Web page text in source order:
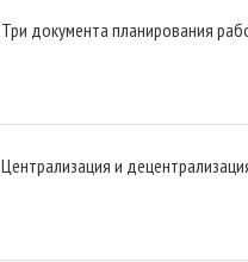
Три документа планирования
Централизация и